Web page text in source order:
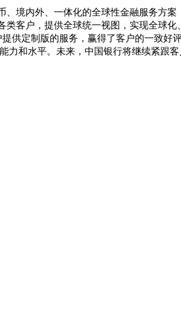
境内外、一体化的全球性金融服务方
类客户，提供全球统一视图，实现全球
定制版的服务，赢得了客户的一致好
和水平。未来，中国银行将继续紧跟